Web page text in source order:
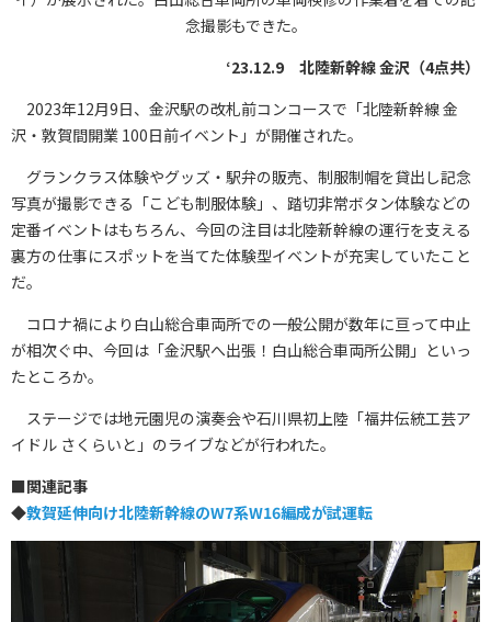
念撮影もできた。
‘23.12.9 北陸新幹線 金沢（4点共）
2023年12月9日、金沢駅の改札前コンコースで「北陸新幹線 金
沢・敦賀間開業 100日前イベント」が開催された。
グランクラス体験やグッズ・駅弁の販売、制服制帽を貸出し記念
写真が撮影できる「こども制服体験」、踏切非常ボタン体験などの
定番イベントはもちろん、今回の注目は北陸新幹線の運行を支える
裏方の仕事にスポットを当てた体験型イベントが充実していたこと
だ。
コロナ禍により白山総合車両所での一般公開が数年に亘って中止
が相次ぐ中、今回は「金沢駅へ出張！白山総合車両所公開」といっ
たところか。
ステージでは地元園児の演奏会や石川県初上陸「福井伝統工芸ア
イドル さくらいと」のライブなどが行われた。
■関連記事
◆敦賀延伸向け北陸新幹線のW7系W16編成が試運転